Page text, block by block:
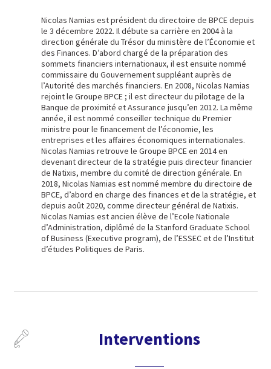
Nicolas Namias est président du directoire de BPCE depuis
le 3 décembre 2022. Il débute sa carrière en 2004 à la
direction générale du Trésor du ministère de l’Économie et
des Finances. D’abord chargé de la préparation des
sommets financiers internationaux, il est ensuite nommé
commissaire du Gouvernement suppléant auprès de
l’Autorité des marchés financiers. En 2008, Nicolas Namias
rejoint le Groupe BPCE ; il est directeur du pilotage de la
Banque de proximité et Assurance jusqu’en 2012. La même
année, il est nommé conseiller technique du Premier
ministre pour le financement de l’économie, les
entreprises et les affaires économiques internationales.
Nicolas Namias retrouve le Groupe BPCE en 2014 en
devenant directeur de la stratégie puis directeur financier
de Natixis, membre du comité de direction générale. En
2018, Nicolas Namias est nommé membre du directoire de
BPCE, d’abord en charge des finances et de la stratégie, et
depuis août 2020, comme directeur général de Natixis.
Nicolas Namias est ancien élève de l’Ecole Nationale
d’Administration, diplômé de la Stanford Graduate School
of Business (Executive program), de l’ESSEC et de l’Institut
d’études Politiques de Paris.
Interventions